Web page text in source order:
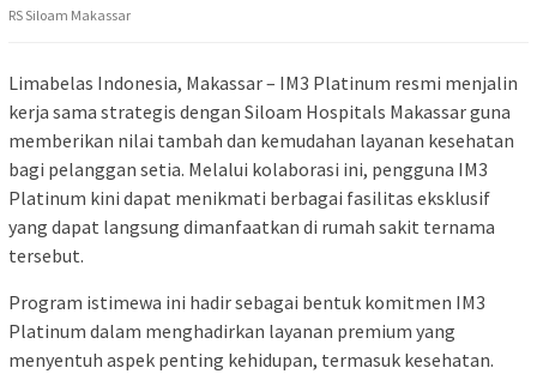
RS Siloam Makassar
Limabelas Indonesia, Makassar – IM3 Platinum resmi menjalin
kerja sama strategis dengan Siloam Hospitals Makassar guna
memberikan nilai tambah dan kemudahan layanan kesehatan
bagi pelanggan setia. Melalui kolaborasi ini, pengguna IM3
Platinum kini dapat menikmati berbagai fasilitas eksklusif
yang dapat langsung dimanfaatkan di rumah sakit ternama
tersebut.
Program istimewa ini hadir sebagai bentuk komitmen IM3
Platinum dalam menghadirkan layanan premium yang
menyentuh aspek penting kehidupan, termasuk kesehatan.